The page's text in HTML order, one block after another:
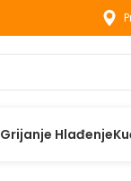
Grijanje Hlađenje